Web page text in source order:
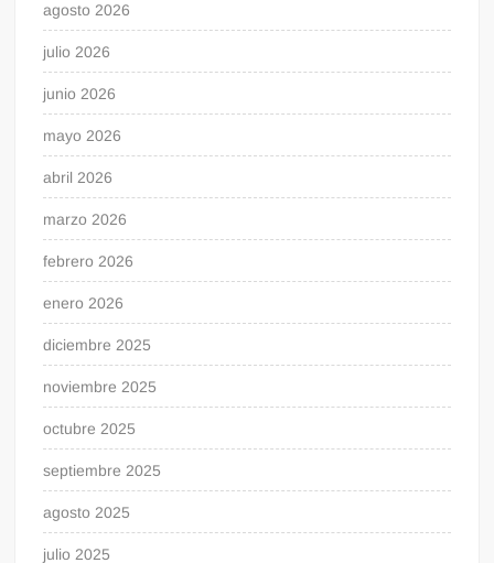
agosto 2026
julio 2026
junio 2026
mayo 2026
abril 2026
marzo 2026
febrero 2026
enero 2026
diciembre 2025
noviembre 2025
octubre 2025
septiembre 2025
agosto 2025
julio 2025